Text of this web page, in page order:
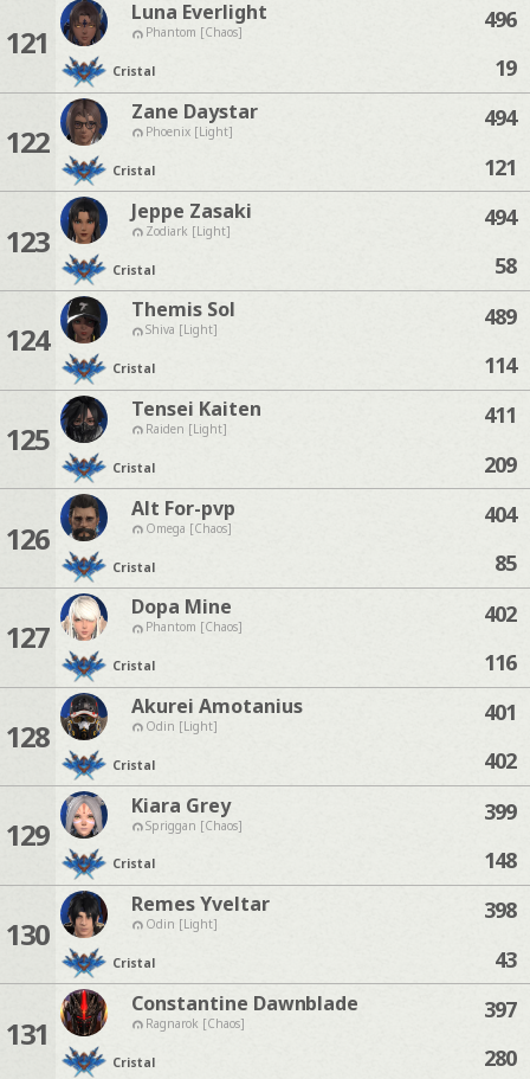
121
Luna Everlight
Phantom [Chaos]
Cristal
496
19
122
Zane Daystar
Phoenix [Light]
Cristal
494
121
123
Jeppe Zasaki
Zodiark [Light]
Cristal
494
58
124
Themis Sol
Shiva [Light]
Cristal
489
114
125
Tensei Kaiten
Raiden [Light]
Cristal
411
209
126
Alt For-pvp
Omega [Chaos]
Cristal
404
85
127
Dopa Mine
Phantom [Chaos]
Cristal
402
116
128
Akurei Amotanius
Odin [Light]
Cristal
401
402
129
Kiara Grey
Spriggan [Chaos]
Cristal
399
148
130
Remes Yveltar
Odin [Light]
Cristal
398
43
131
Constantine Dawnblade
Ragnarok [Chaos]
Cristal
397
280